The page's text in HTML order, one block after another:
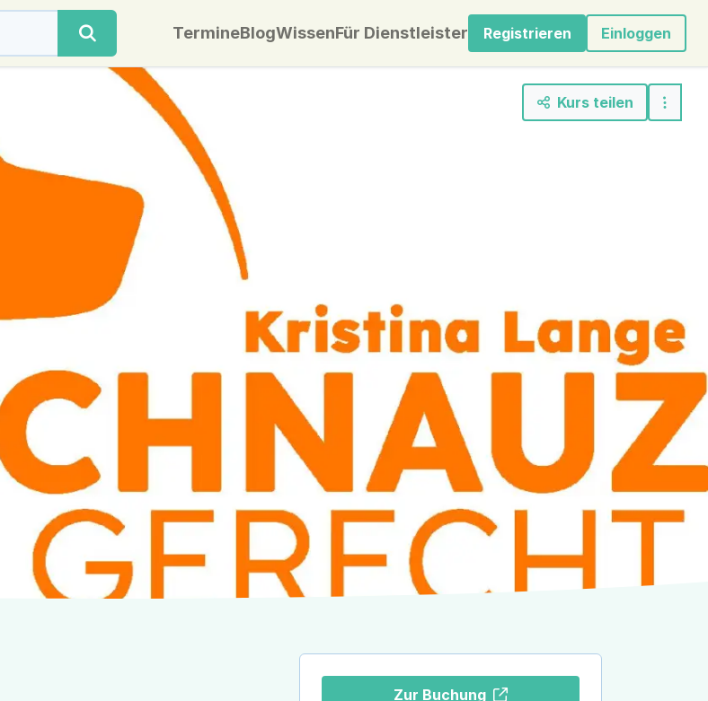
TermineBlogWissenFür Dienstleister Registrieren Einloggen
Kurs teilen
Zur Buchung